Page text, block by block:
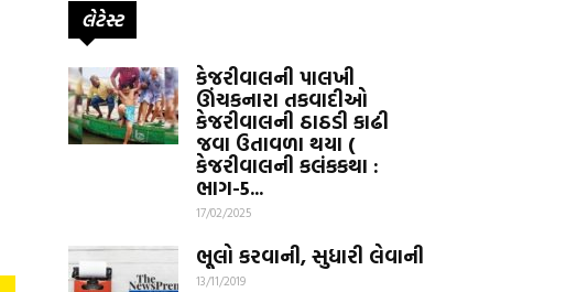
લેટેસ્ટ
કેજરીવાલની પાલખી
ઊંચકનારા તકવાદીઓ
કેજરીવાલની ઠાઠડી કાઢી
જવા ઉતાવળા થયા (
કેજરીવાલની કલંકકથા :
ભાગ-5...
17/02/2025
ભૂલો કરવાની, સુધારી લેવાની
13/11/2019